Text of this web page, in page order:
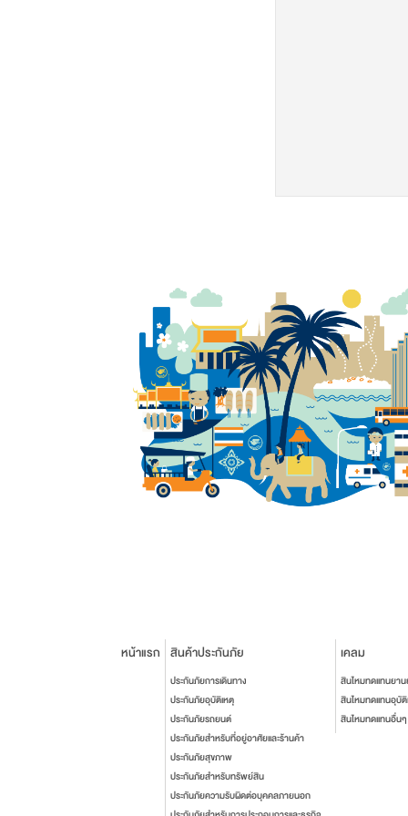
หน้าแรก สินค้าประกันภัย
ประกันภัยการเดินทาง
ประกันภัยอุบัติเหตุ
ประกันภัยรถยนต์
ประกันภัยสำหรับที่อยู่อาศัยและร้านค้า
ประกันภัยสุขภาพ
ประกันภัยสำหรับทรัพย์สิน
ประกันภัยความรับผิดต่อบุคคลภายนอก
เคลม
สินไหมทดแทนยา
สินไหมทดแทนอุบั
สินไหมทดแทนอื่นๆ